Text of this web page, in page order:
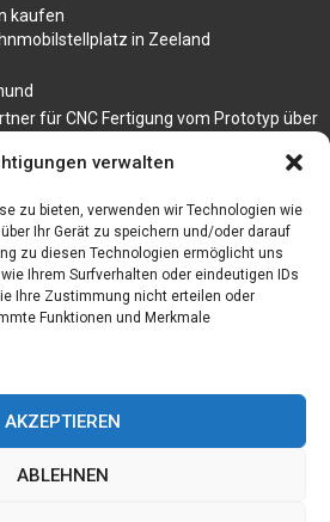
verwalten
zu bieten, verwenden wir Technologien wie
Ihr Gerät zu speichern und/oder darauf
zu diesen Technologien ermöglicht uns
Ihrem Surfverhalten oder eindeutigen IDs
Ihre Zustimmung nicht erteilen oder
Funktionen und Merkmale
AKZEPTIEREN
ABLEHNEN
kaufen
in Zeeland
für CNC Fertigung vom Prototyp über